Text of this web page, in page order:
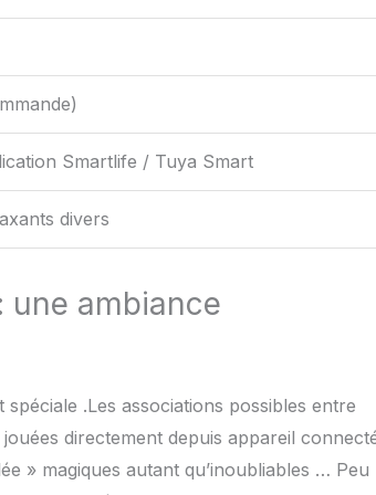
Smartlife / Tuya Smart
divers
une ambiance
.Les associations possibles entre
directement depuis appareil
» magiques autant qu’inoubliables … Peu